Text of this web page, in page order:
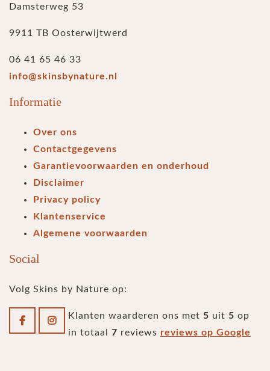
Damsterweg 53
9911 TB Oosterwijtwerd
06 41 65 46 33
info@skinsbynature.nl
Informatie
Over ons
Contactgegevens
Garantievoorwaarden en onderhoud
Disclaimer
Privacy policy
Klantenservice
Algemene voorwaarden
Social
Volg Skins by Nature op:
Klanten waarderen ons met 5 uit 5 op
in totaal 7 reviews reviews op Google